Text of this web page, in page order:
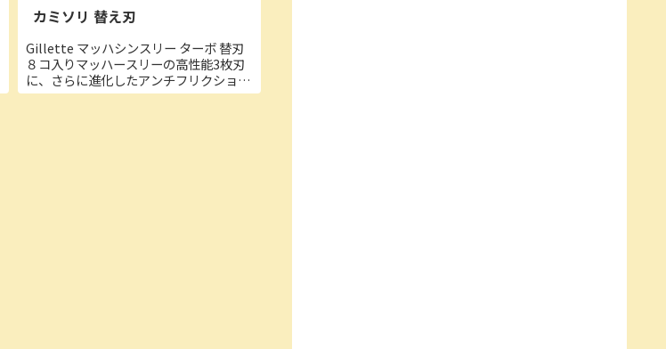
カミソリ 替え刃
Gillette マッハシンスリー ターボ 替刃
８コ入りマッハースリーの高性能3枚刃
に、さらに進化したアンチフリクション
コーティング加工が施され、肌への刺激